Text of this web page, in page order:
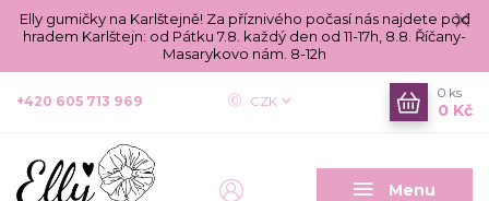
Elly gumičky na Karlštejně! Za příznivého počasí nás najdete pod
hradem Karlštejn: od Pátku 7.8. každý den od 11-17h, 8.8. Říčany-
Masarykovo nám. 8-12h
Menu
CZK
+420 605 713 969
0 ks
0 Kč